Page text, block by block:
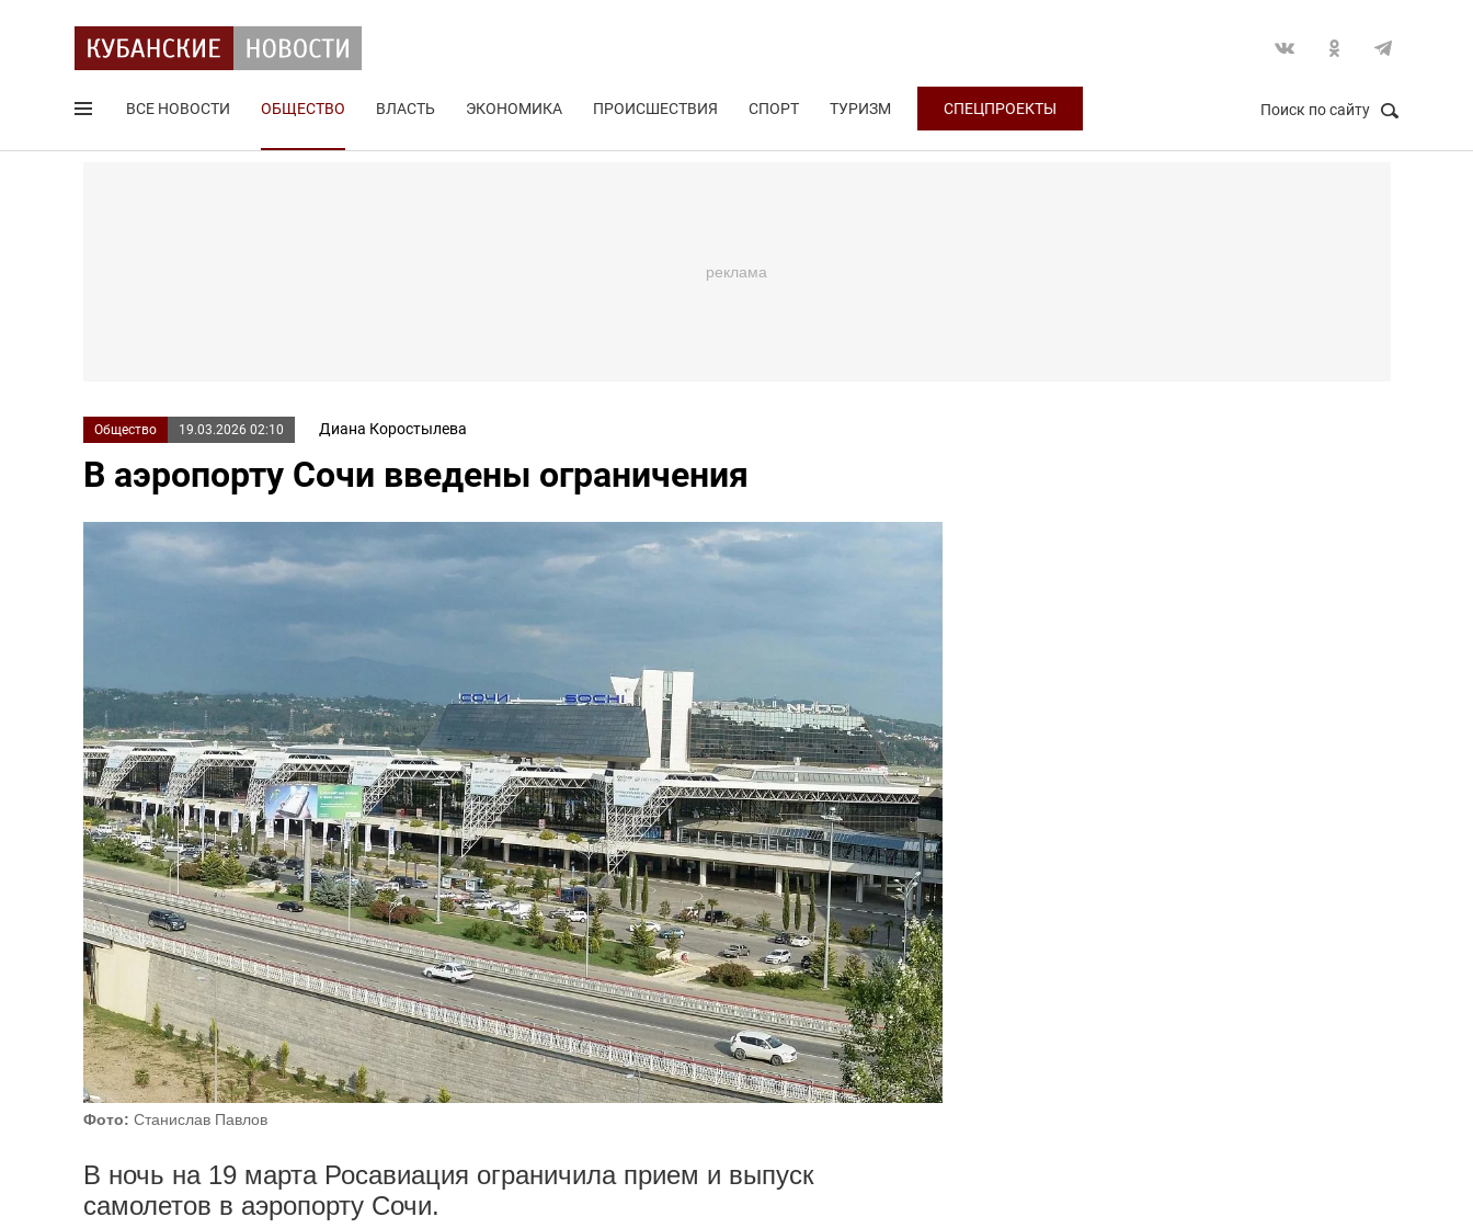
ВСЕ НОВОСТИ ОБЩЕСТВО ВЛАСТЬ ЭКОНОМИКА ПРОИСШЕСТВИЯ СПОРТ ТУРИЗМ СПЕЦПРОЕКТЫ Поиск по сайту
Общество 19.03.2026 02:10 Диана Коростылева
В аэропорту Сочи введены ограничения
Фото: Станислав Павлов
В ночь на 19 марта Росавиация ограничила прием и выпуск
самолетов в аэропорту Сочи.